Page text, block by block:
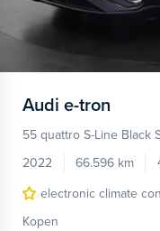
Audi e-tron
55 quattro S-Line Black
2022
66.596 km
electronic climate
Kopen